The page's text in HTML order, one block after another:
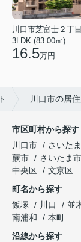
川口市芝富士２丁目
3LDK (83.00㎡)
16.5万円
川口市の居
市区町村から探す
川口市
さいた
蕨市
さいたま
中央区
文京区
町名から探す
飯塚
川口 並
南浦和
本町
沿線から探す